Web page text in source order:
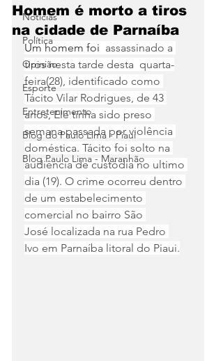
Notícias
Política
Opinião
Esporte
Entretenimento
Blog do Paulo Lima - Piaui
Blog Paulo Lima - Maranhão
Homem é morto a tiros
na cidade de Parnaíba
Um homem foi assassinado a
tiros nesta tarde desta  quarta-
feira(28), identificado como
Tácito Vilar Rodrigues, de 43
anos, Ele tinha sido preso
semana passada por violência
doméstica. Tácito foi solto na
audiência de custódia no ultimo
dia (19). O crime ocorreu dentro
de um estabelecimento
comercial no bairro São
José localizada na rua Pedro
Ivo em Parnaíba litoral do Piaui.